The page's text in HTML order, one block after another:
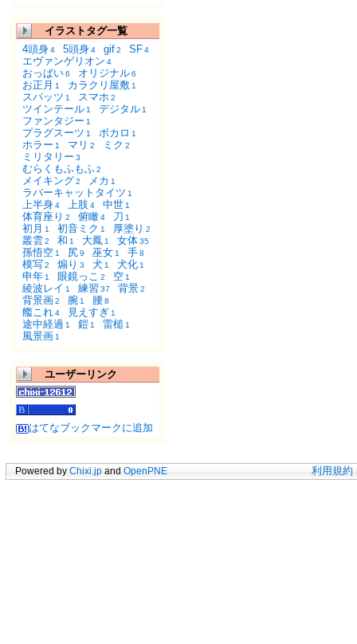
イラストタグ一覧
4頭身4 5頭身4 gif2 SF4
エヴァンゲリオン 4
おっぱい6 オリジナル6
お正月 1 カラクリ屋敷 1
スパッツ 1 スマホ 2
ツインテール 1 デジタル 1
ファンタジー 1
プラグスーツ 1 ボカロ 1
ホラー 1 マリ 2 ミク 2
ミリタリー 3
むらくもふもふ2
メイキング2 メカ 1
ラバーキャットタイツ 1
上半身4 上肢 4 中世 1
体育座り 2 俯瞰4 刀 1
初月 1 初音ミク 1 厚塗り 2
叢雲2 和 1 大鳳 1 女体35
孫悟空 1 尻9 巫女 1 手8
模写2 煽り 3 犬 1 犬化 1
申年 1 眼鏡っこ 2 空 1
綾波レイ 1 練習 37 背景2
背景画2 腕 1 腰8
艦これ4 見えすぎ 1
途中経過 1 鎧 1 雷槌 1
風景画 1
ユーザーリンク
はてなブックマークに追加
Powered by Chixi.jp and OpenPNE 利用規約